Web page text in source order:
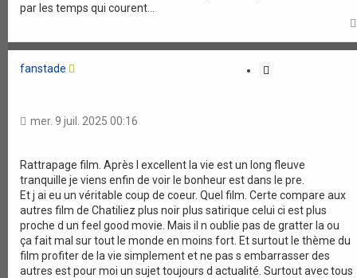
par les temps qui courent...
fanstade
o
n
mer. 9 juil. 2025 00:16
Rattrapage film. Après l excellent la vie est un long fleuve
tranquille je viens enfin de voir le bonheur est dans le pre.
Et j ai eu un véritable coup de coeur. Quel film. Certe compare aux
autres film de Chatiliez plus noir plus satirique celui ci est plus
proche d un feel good movie. Mais il n oublie pas de gratter la ou
ça fait mal sur tout le monde en moins fort. Et surtout le thème du
film profiter de la vie simplement et ne pas s embarrasser des
autres est pour moi un sujet toujours d actualité. Surtout avec tous